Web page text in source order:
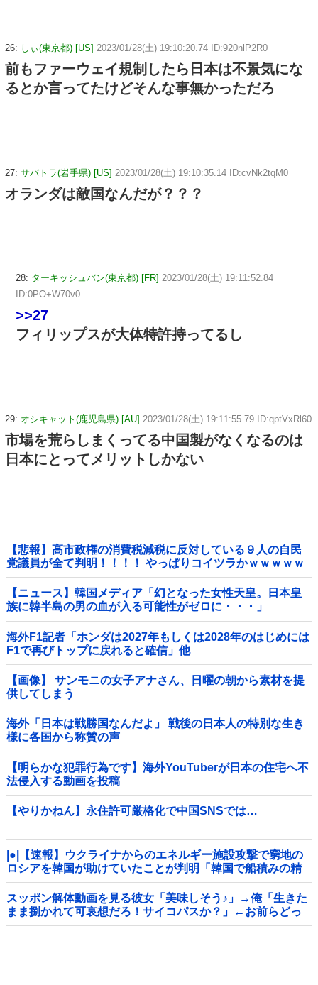
26: しぃ(東京都) [US] 2023/01/28(土) 19:10:20.74 ID:920nlP2R0
前もファーウェイ規制したら日本は不景気にな
るとか言ってたけどそんな事無かっただろ
27: サバトラ(岩手県) [US] 2023/01/28(土) 19:10:35.14 ID:cvNk2tqM0
オランダは敵国なんだが？？？
28: ターキッシュバン(東京都) [FR] 2023/01/28(土) 19:11:52.84
ID:0PO+W70v0
>>27
フィリップスが大体特許持ってるし
29: オシキャット(鹿児島県) [AU] 2023/01/28(土) 19:11:55.79 ID:qptVxRl60
市場を荒らしまくってる中国製がなくなるのは
日本にとってメリットしかない
【悲報】高市政権の消費税減税に反対している９人の自民
党議員が全て判明！！！！ やっぱりコイツラかｗｗｗｗｗ
【ニュース】韓国メディア「幻となった女性天皇。日本皇
族に韓半島の男の血が入る可能性がゼロに・・・」
海外F1記者「ホンダは2027年もしくは2028年のはじめには
F1で再びトップに戻れると確信」他
【画像】 サンモニの女子アナさん、日曜の朝から素材を提
供してしまう
海外「日本は戦勝国なんだよ」 戦後の日本人の特別な生き
様に各国から称賛の声
【明らかな犯罪行為です】海外YouTuberが日本の住宅へ不
法侵入する動画を投稿
【やりかねん】永住許可厳格化で中国SNSでは…
|●|【速報】ウクライナからのエネルギー施設攻撃で窮地の
ロシアを韓国が助けていたことが判明「韓国で船積みの精
製油3万トンがロシア行き」
スッポン解体動画を見る彼女「美味しそう♪」→俺「生きた
まま捌かれて可哀想だろ！サイコパスか？」←お前らどっ
ち？